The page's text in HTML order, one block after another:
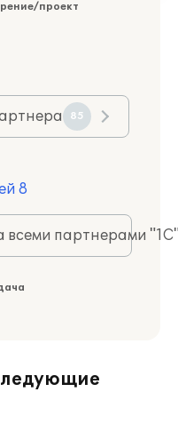
проект
85
8
всеми партнерами